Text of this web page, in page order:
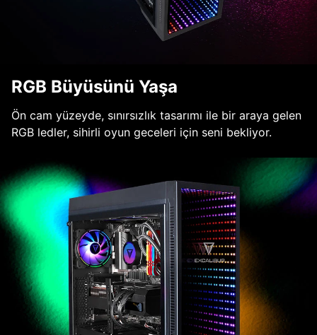
RGB Büyüsünü Yaşa
Ön cam yüzeyde, sınırsızlık tasarımı ile bir araya gelen
RGB ledler, sihirli oyun geceleri için seni bekliyor.